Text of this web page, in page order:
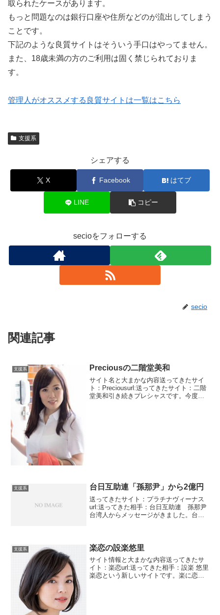
取られたケースがあります。
もっと問題なのは銀行口座や住所などのが流出してしまう
ことです。
下記のような良質サイトはそういう手口はやってません。
また、18歳未満の方のご利用は固く禁じられておりま
す。
管理人がオススメする良質サイトは一覧はこちら
支援系
シェアする
X Facebook はてブ
LINE コピー
secioをフォローする
secio
関連記事
支援系 Preciousの二階堂美和
サイト名と大まかな内容送ってきたサイ
ト：Preciousurl:送ってきたサイト：二階
堂美和引き続きプレシャスです。今度
支援系 台日互助連「孫那尹」から2億円
送ってきたサイト：プラチナヴィーナス
url:送ってきた相手：台日互助連 孫那尹
台湾人からメッセージがきました。台湾
っぽく感じますね。...
支援系 楽恋の設楽悠里
サイト情報と大まかな内容送ってきたサ
イト：楽恋url:送ってきた相手：設楽 悠里
楽恋という新しいサイトです。楽に恋を